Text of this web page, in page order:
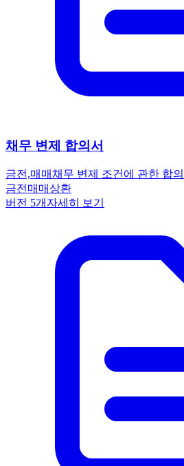
채무 변제 합의서
금전,매매 채무 변제 조건에 관한 합
금전 매매상환
버전 5개 자세히 보기